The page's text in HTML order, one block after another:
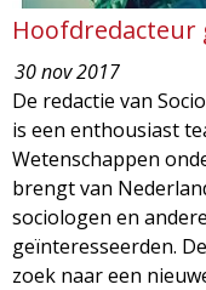
o
g
i
e
M
u
Hoofdredacteur
30 nov 2017
De redactie van
is een enthousiast
Wetenschappen
brengt van
sociologen en andere
geïnteresseerden.
zoek naar een